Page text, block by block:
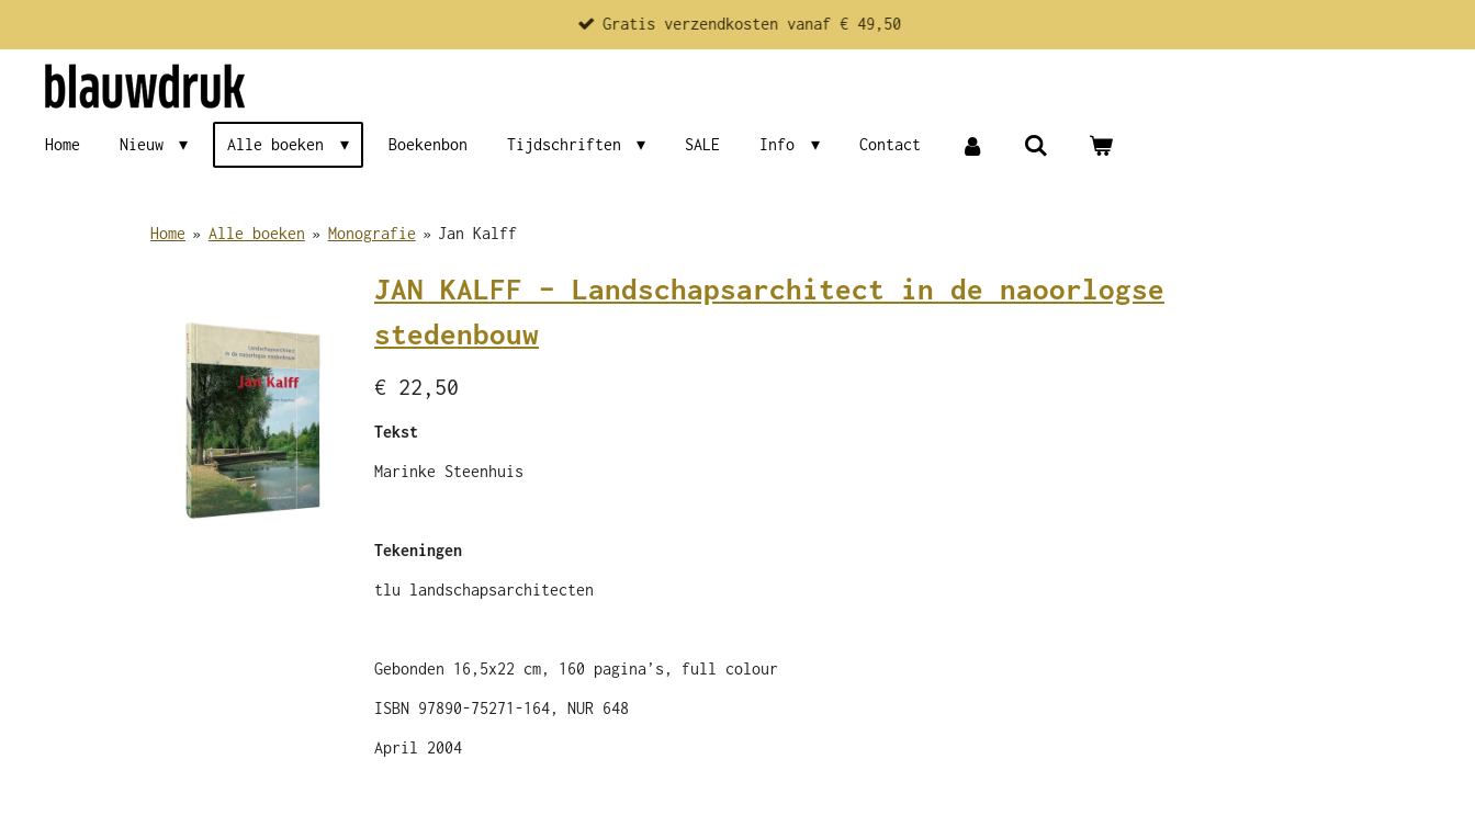
direct
hoofdinhoud
Gratis verzendkosten vanaf € 49,50
Home Nieuw Alle boeken Boekenbon Tijdschriften SALE Info Contact
Home » Alle boeken » Monografie » Jan Kalff
JAN KALFF – Landschapsarchitect in de naoorlogse
stedenbouw
€ 22,50
Tekst
Marinke Steenhuis
Tekeningen
tlu landschapsarchitecten
Gebonden 16,5x22 cm, 160 pagina’s, full colour
ISBN 97890-75271-164, NUR 648
April 2004